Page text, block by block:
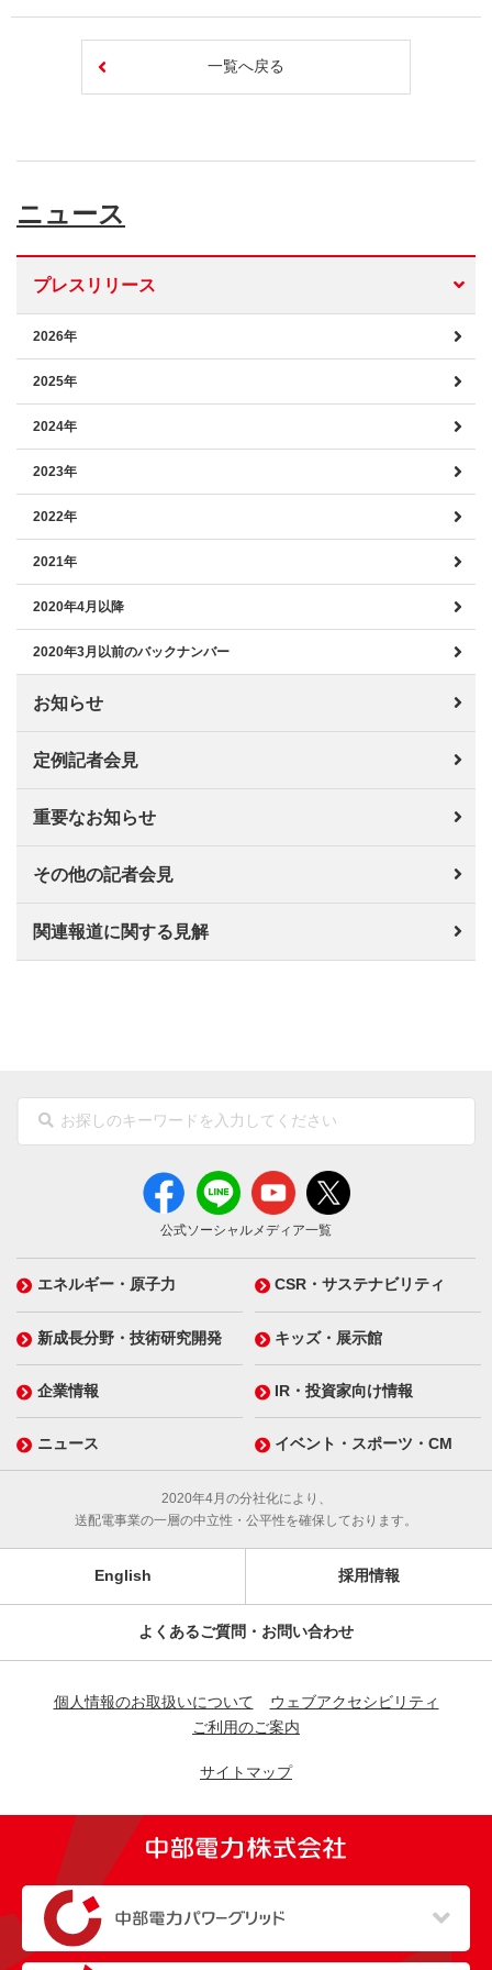
一覧へ戻る
ニュース
プレスリリース
2026年
2025年
2024年
2023年
2022年
2021年
2020年4月以降
2020年3月以前のバックナンバー
お知らせ
定例記者会見
重要なお知らせ
その他の記者会見
関連報道に関する見解
公式ソーシャルメディア一覧
エネルギー・原子力 CSR・サステナビリティ
新成長分野・技術研究開発 キッズ・展示館
企業情報 IR・投資家向け情報
ニュース イベント・スポーツ・CM
2020年4月の分社化により、
送配電事業の一層の中立性・公平性を確保しております。
English 採用情報
よくあるご質問・お問い合わせ
個人情報のお取扱いについて
ウェブアクセシビリティ
ご利用のご案内
サイトマップ
（新しいウィンドウを開きます）